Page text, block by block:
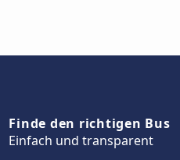
Finde den richtigen Bus
Einfach und transparent